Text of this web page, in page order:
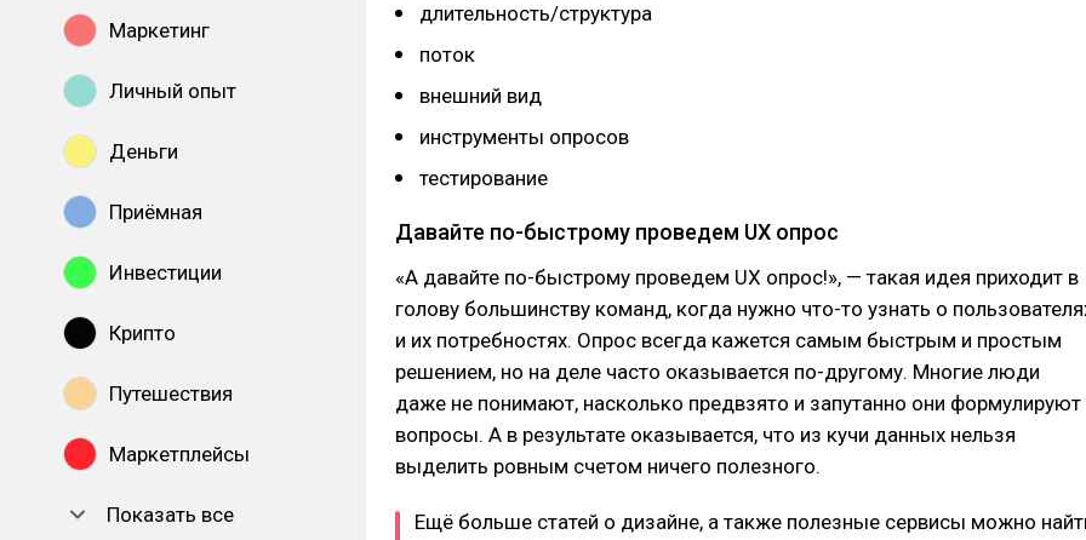
Маркетинг
Личный опыт
Деньги
Приёмная
Инвестиции
Крипто
Путешествия
Маркетплейсы
Показать все
длительность/структура
поток
внешний вид
инструменты опросов
тестирование
Давайте по-быстрому проведем UX опрос
«А давайте по-быстрому проведем UX опрос!», — такая идея приходит в
голову большинству команд, когда нужно что-то узнать о
и их потребностях. Опрос всегда кажется самым быстрым и простым
решением, но на деле часто оказывается по-другому. Многие люди
даже не понимают, насколько предвзято и запутанно они формулируют
вопросы. А в результате оказывается, что из кучи данных нельзя
выделить ровным счетом ничего полезного.
Ещё больше статей о дизайне, а также полезные сервисы можно